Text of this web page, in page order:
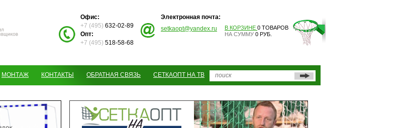
Офис:
+7 (495) 632-02-89
Опт:
+7 (495) 518-58-68
Электронная почта:
setkaopt@yandex.ru
В КОРЗИНЕ 0 ТОВАРОВ
НА СУММУ 0 РУБ.
МОНТАЖ КОНТАКТЫ ОБРАТНАЯ СВЯЗЬ СЕТКАОПТ НА ТВ